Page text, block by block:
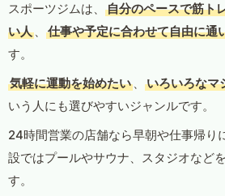
スポーツジムは、
自分のペースで筋ト
い人 、 仕事や予定に合わせて自由に通
す。
気軽に運動を始めたい 、 いろいろなマ
いう人にも選びやすいジャンルです。
24時間営業の店舗なら早朝や仕事帰り
設ではプールやサウナ、スタジオなど
す。